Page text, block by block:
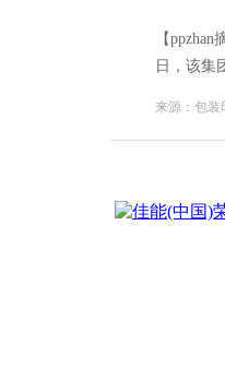
【
日，该集
来源：包装